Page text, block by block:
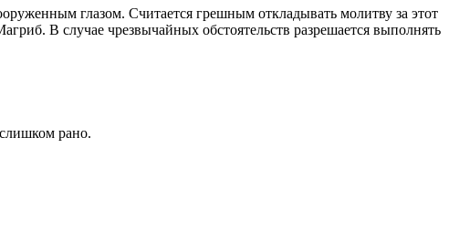
глазом. Считается грешным откладывать молитву за этот
В случае чрезвычайных обстоятельств разрешается выполнять
рано.